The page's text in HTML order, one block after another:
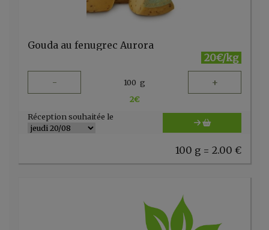
Gouda au fenugrec Aurora
20€/kg
- 100 g +
2€
Réception souhaitée le
100 g = 2.00 €